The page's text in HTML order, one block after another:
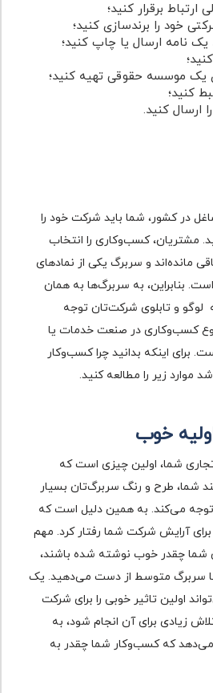
ارتباط برقرار کنید؛
خود را برندسازی کنید؛
یک نامه ارسال یا چاپ کنید؛
یک موسسه حقوقی تهیه کنید؛
کنید؛
ارسال کنید.
در کشور، شما باید شرکت خود را
مشتریان، کسب‌وکاری را انتخاب
مانده‌اند و سربرگ یکی از نمادهای
بنابراین، به سربرگ‌ها به ‌همان
لوگو و تابلوی شرکت‌تان توجه
کسب‌وکاری در صنعت خدمات یا
برای اینکه بدانید چرا کسب‌وکار
موارد زیر را مطالعه کنید.
خوب
شما، اولین چیزی است که
شما، طرح و رنگ سربرگ‌تان بسیار
می‌کند. به ‌همین ‌دلیل است که
برای آرایش شرکت شما رفتار کرد. مهم
شما چقدر خوب نوشته شده باشند،
با سربرگ متوسط از دست می‌دهید. یک
اولین تاثیر خوبی را برای شرکت
زیادی برای آن انجام شود، به
می‌دهد که کسب‌وکار شما چقدر به